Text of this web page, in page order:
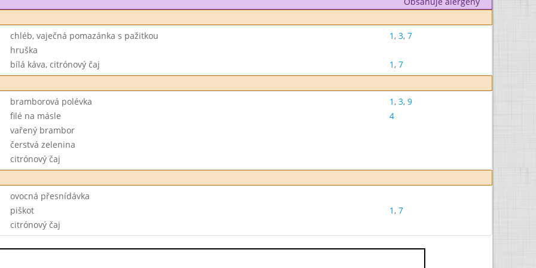
chléb, vaječná pomazánka s pažitkou 1, 3, 7
hruška
bílá káva, citrónový čaj
1, 7
bramborová polévka 1, 3, 9
filé na másle
4
vařený brambor
čerstvá zelenina
citrónový čaj
ovocná přesnídávka
piškot
1, 7
citrónový čaj